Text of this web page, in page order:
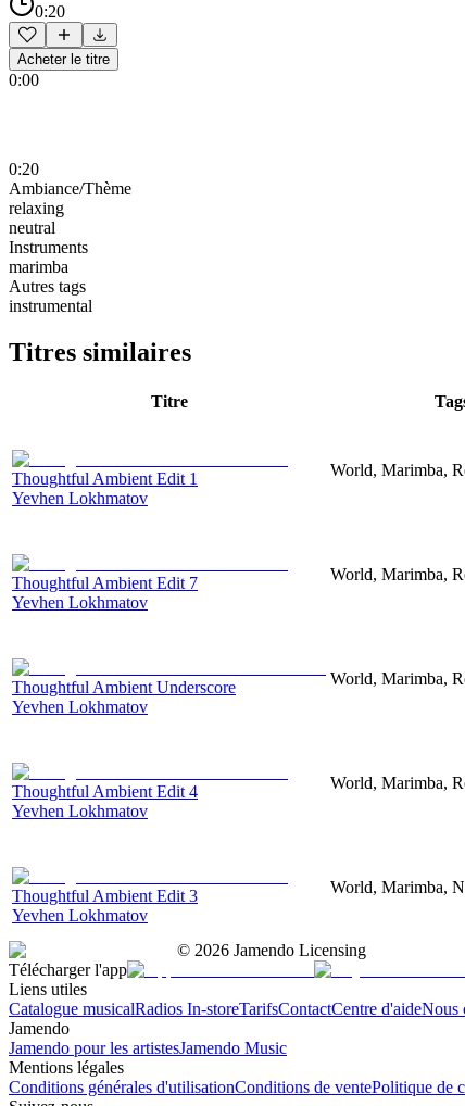
0:20
Acheter le titre
0:00
0:20
Ambiance/Thème
relaxing
neutral
Instruments
marimba
Autres tags
instrumental
Titres similaires
Titre
Thoughtful Ambient Edit 1
Yevhen Lokhmatov
World, Marimba,
Thoughtful Ambient Edit 7
Yevhen Lokhmatov
World, Marimba,
Thoughtful Ambient Underscore
Yevhen Lokhmatov
World, Marimba,
Thoughtful Ambient Edit 4
Yevhen Lokhmatov
World, Marimba,
Thoughtful Ambient Edit 3
Yevhen Lokhmatov
World, Marimba,
© 2026 Jamendo Licensing
Télécharger l'app
Liens utiles
Catalogue musicalRadios In-storeTarifsContactCentre d'aideNous
Jamendo
Jamendo pour les artistesJamendo Music
Mentions légales
Conditions générales d'utilisationConditions de ventePolitique de